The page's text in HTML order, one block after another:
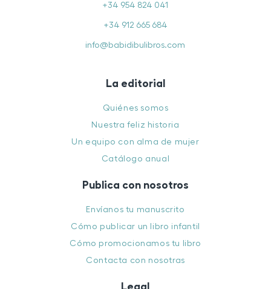
+34 954 824 041
+34 912 665 684
info@babidibulibros.com
La editorial
Quiénes somos
Nuestra feliz historia
Un equipo con alma de mujer
Catálogo anual
Publica con nosotros
Envíanos tu manuscrito
Cómo publicar un libro infantil
Cómo promocionamos tu libro
Contacta con nosotras
Legal